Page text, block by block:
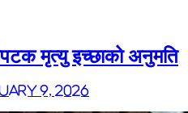
मृत्यु इच्छाको अनुमति
9, 2026